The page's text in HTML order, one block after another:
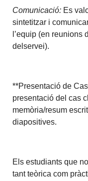
Comunicació: Es
sintetitzar i
l’equip (en reunions
delservei).
**Presentació de
presentació del cas
memòria/resum
diapositives.
Els estudiants que
tant teòrica com